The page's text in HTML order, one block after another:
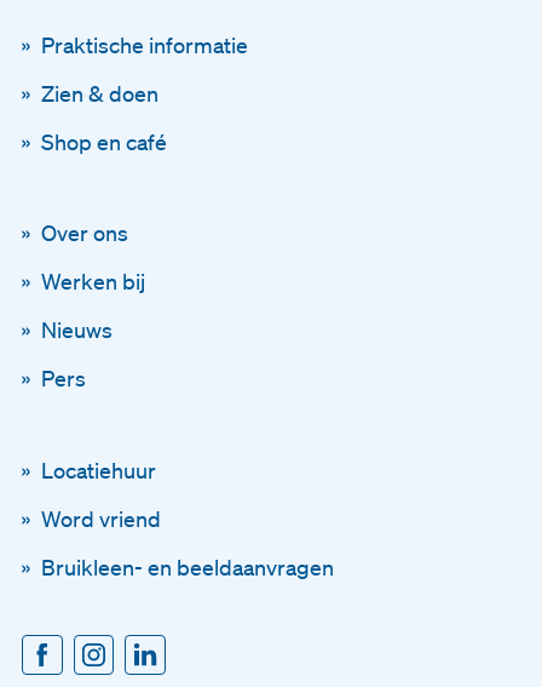
Praktische informatie
Zien & doen
Shop en café
Over ons
Werken bij
Nieuws
Pers
Locatiehuur
Word vriend
Bruikleen- en beeldaanvragen
Via onze nieuwsbrief